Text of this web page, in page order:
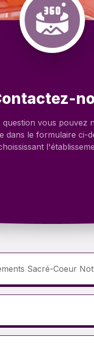
vous pouvez
dans le formulaire ci-